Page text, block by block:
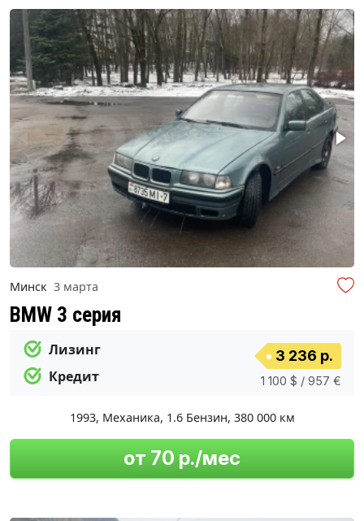
Минск 3 марта
BMW 3 серия
Лизинг
Кредит
3 236 р.
1 100 $ / 957 €
1993, Механика, 1.6 Бензин, 380 000 км
от 70 р./мес